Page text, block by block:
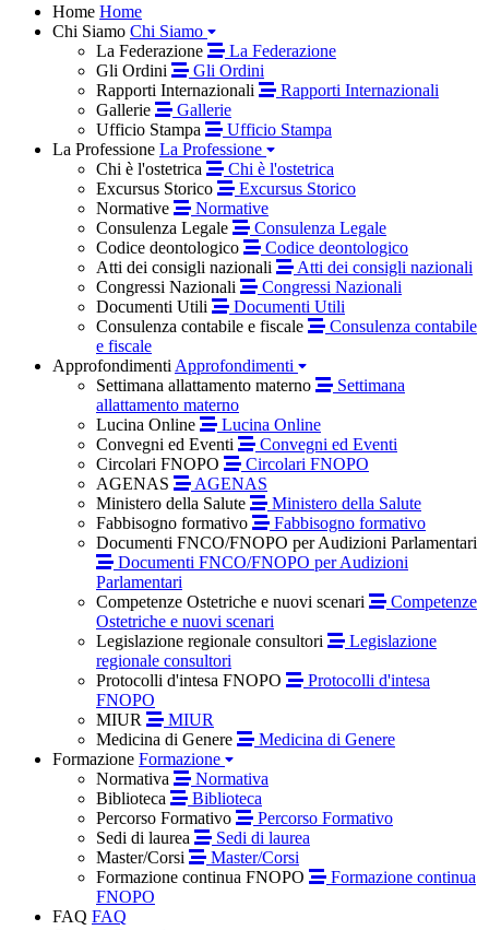
Home Home
Chi Siamo Chi Siamo
La Federazione
La Federazione
Gli Ordini
Gli Ordini
Rapporti Internazionali
Rapporti Internazionali
Gallerie
Gallerie
Ufficio Stampa
Ufficio Stampa
La Professione La Professione
Chi è l'ostetrica
Chi è l'ostetrica
Excursus Storico
Excursus Storico
Normative
Normative
Consulenza Legale
Consulenza Legale
Codice deontologico
Codice deontologico
Atti dei consigli nazionali
Atti dei consigli nazionali
Congressi Nazionali
Congressi Nazionali
Documenti Utili
Documenti Utili
Consulenza contabile e fiscale
Consulenza contabile
e fiscale
Approfondimenti Approfondimenti
Settimana allattamento materno
Settimana
allattamento materno
Lucina Online
Lucina Online
Convegni ed Eventi
Convegni ed Eventi
Circolari FNOPO
Circolari FNOPO
AGENAS
AGENAS
Ministero della Salute
Ministero della Salute
Fabbisogno formativo
Fabbisogno formativo
Documenti FNCO/FNOPO per Audizioni Parlamentari
Documenti FNCO/FNOPO per Audizioni
Parlamentari
Competenze Ostetriche e nuovi scenari
Competenze
Ostetriche e nuovi scenari
Legislazione regionale consultori
Legislazione
regionale consultori
Protocolli d'intesa FNOPO
Protocolli d'intesa
FNOPO
MIUR
MIUR
Medicina di Genere
Medicina di Genere
Formazione Formazione
Normativa
Normativa
Biblioteca
Biblioteca
Percorso Formativo
Percorso Formativo
Sedi di laurea
Sedi di laurea
Master/Corsi
Master/Corsi
Formazione continua FNOPO
Formazione continua
FNOPO
FAQ FAQ